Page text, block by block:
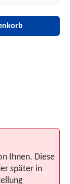
Wert
Ihnen. Diese
später in